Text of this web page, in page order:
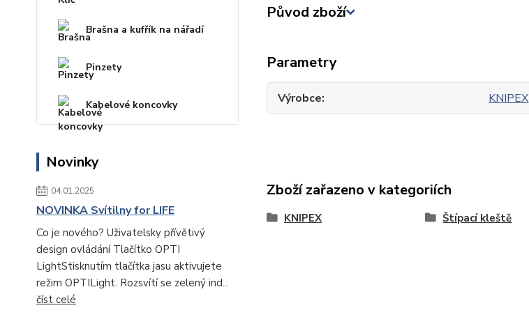
Brašna a kufřík na nářadí
Pinzety
Kabelové koncovky
Novinky
04.01.2025
NOVINKA Svítilny for LIFE
Co je nového? Uživatelsky přívětivý
design ovládání Tlačítko OPTI
LightStisknutím tlačítka jasu aktivujete
režim OPTILight. Rozsvítí se zelený ind...
číst celé
Původ zboží
Parametry
Výrobce KNIPEX
Zboží zařazeno v kategoriích
KNIPEX Štípací kleště